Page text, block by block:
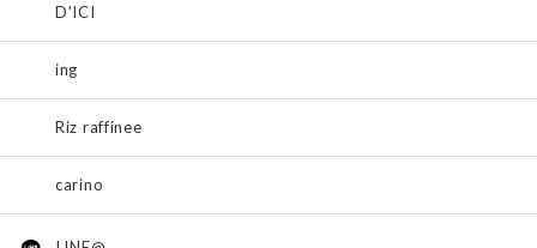
D'ICI
ing
Riz raffinee
carino